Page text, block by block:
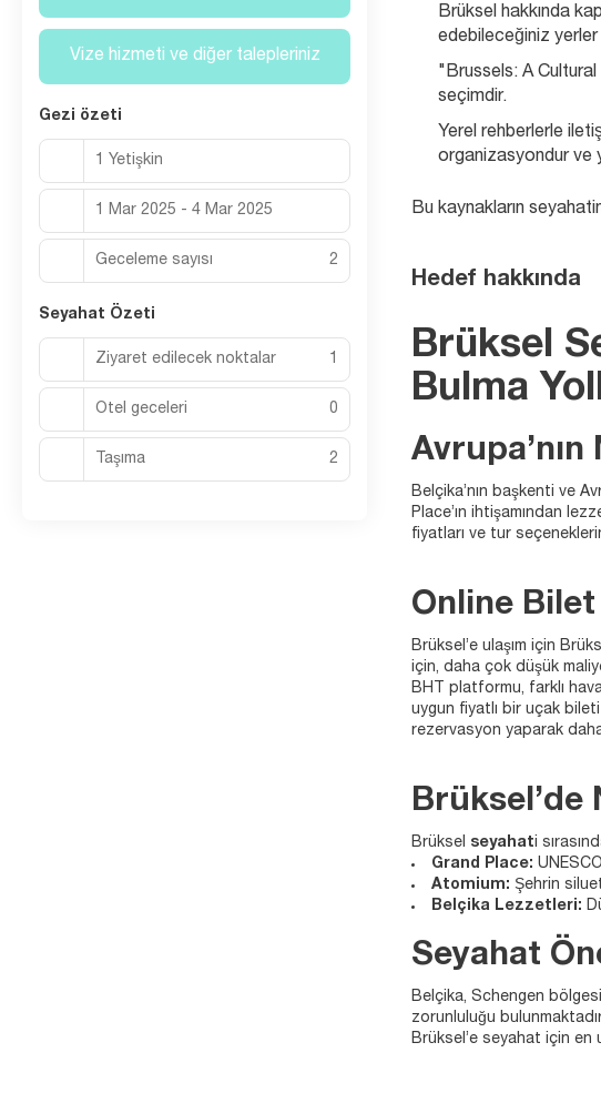
Brüksel hakkında
edebileceğiniz yerler
"Brussels: A
seçimdir.
Yerel rehberlerle
organizasyondur ve
Bu kaynakların
Hedef hakkında
Brüksel
Bulma
Belçika’nın başkenti ve
Place’ın ihtişamından
fiyatları ve tur
Online Bilet
Brüksel’e ulaşım için
için, daha çok düşük
BHT platformu, farklı
uygun fiyatlı bir uçak
rezervasyon yaparak
Brüksel’de
Brüksel seyahati
Grand Place:
Atomium: Şehrin
Belçika Lezzetleri:
Seyahat
Belçika, Schengen
zorunluluğu
Brüksel’e seyahat için en
Vize hizmeti ve diğer talepleriniz
Gezi özeti
1 Yetişkin
1 Mar 2025 - 4 Mar 2025
Geceleme sayısı 2
Seyahat Özeti
Ziyaret edilecek noktalar 1
Otel geceleri 0
Taşıma 2